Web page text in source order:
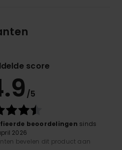
score
/5
beoordelingen sinds
2026
bevelen dit product aan